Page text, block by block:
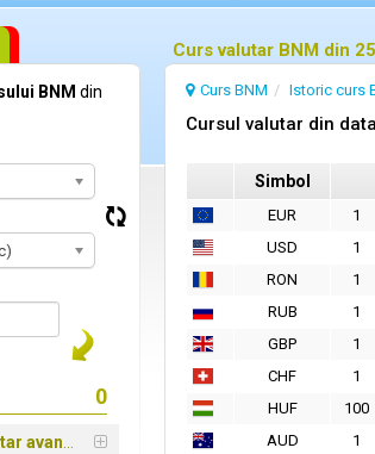
Curs valutar BNM din
Curs BNM Istoric curs
Cursul valutar din
Simbol
EUR 1
USD
1
RON
1
RUB
1
GBP
1
CHF
1
HUF
100
AUD
1
BNM din
avansat